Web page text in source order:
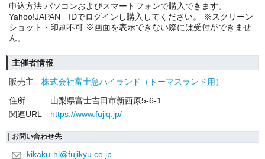
申込方法 パソコンおよびスマートフォンで購入できます。
Yahoo!JAPAN IDでログインし購入してください。 ※スクリーン
ショット・印刷不可 ※画面を表示できない際には受付ができませ
ん。
主催者情報
販売主
株式会社富士急ハイランド（トーマスランド用）
住所
山梨県富士吉田市新西原5-6-1
関連URL
https://www.fujiq.jp/
お問い合わせ先
kikaku-hl@fujikyu.co.jp